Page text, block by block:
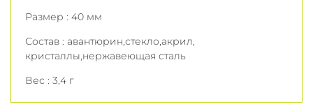
Размер : 40 мм
Состав : авантюрин,стекло,акрил,
кристаллы,нержавеющая сталь
Вес : 3,4 г